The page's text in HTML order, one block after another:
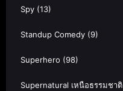
Spy (13)
Standup Comedy (9)
Superhero (98)
Supernatural เหนือธรรมชาติ